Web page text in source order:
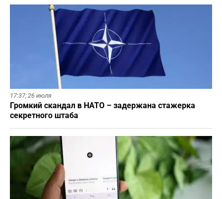
17:37, 26 июля
Громкий скандал в НАТО – задержана стажерка
секретного штаба